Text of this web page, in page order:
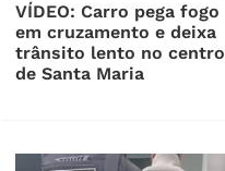
VÍDEO: Carro pega fogo
em cruzamento e deixa
trânsito lento no centro
de Santa Maria